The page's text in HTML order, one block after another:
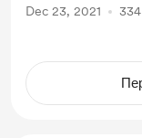
Dec 23, 2021